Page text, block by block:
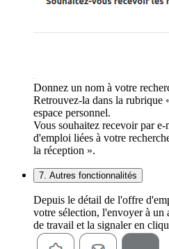
Donnez un nom à votre
Retrouvez-la dans la rubrique
espace personnel.
Vous souhaitez recevoir par
d'emploi liées à votre
la réception ».
7. Autres fonctionnalités
Depuis le détail de l'offre
votre sélection, l'envoyer à
de travail et la signaler en